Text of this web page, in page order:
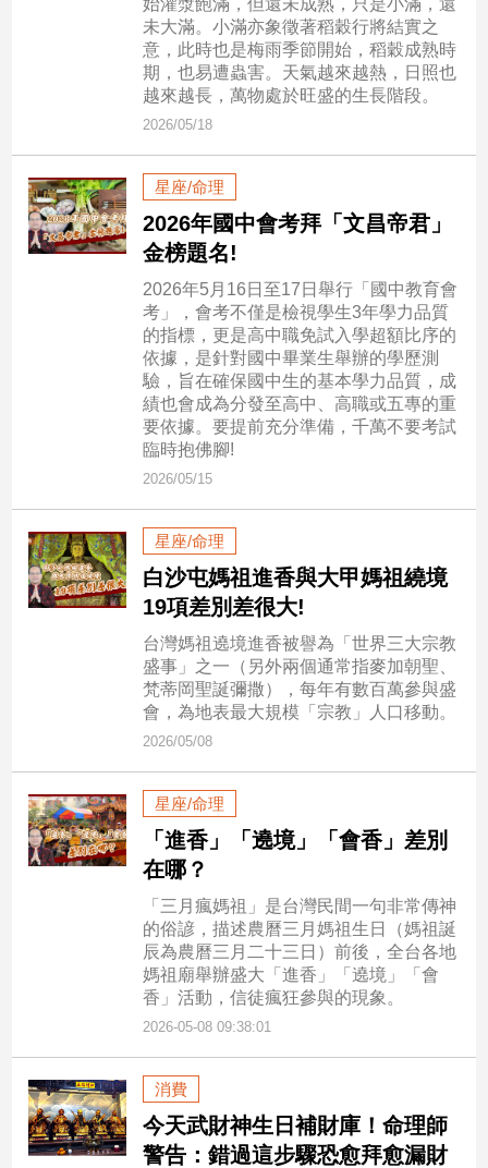
創
／
電
影
Pet
作
媒
體
【我
的
觀
點】
始灌漿飽滿，但還未成熟，只是小滿，還
未大滿。小滿亦象徵著稻穀行將結實之
意，此時也是梅雨季節開始，稻穀成熟時
期，也易遭蟲害。天氣越來越熱，日照也
越來越長，萬物處於旺盛的生長階段。
2026/05/18
星座/命理
2026年國中會考拜「文昌帝君」
金榜題名!
2026年5月16日至17日舉行「國中教育會
考」，會考不僅是檢視學生3年學力品質
的指標，更是高中職免試入學超額比序的
依據，是針對國中畢業生舉辦的學歷測
驗，旨在確保國中生的基本學力品質，成
績也會成為分發至高中、高職或五專的重
要依據。要提前充分準備，千萬不要考試
臨時抱佛腳!
2026/05/15
星座/命理
白沙屯媽祖進香與大甲媽祖繞境
19項差別差很大!
台灣媽祖遶境進香被譽為「世界三大宗教
盛事」之一（另外兩個通常指麥加朝聖、
梵蒂岡聖誕彌撒），每年有數百萬參與盛
會，為地表最大規模「宗教」人口移動。
2026/05/08
星座/命理
「進香」「遶境」「會香」差別
在哪？
「三月瘋媽祖」是台灣民間一句非常傳神
的俗諺，描述農曆三月媽祖生日（媽祖誕
辰為農曆三月二十三日）前後，全台各地
媽祖廟舉辦盛大「進香」「遶境」「會
香」活動，信徒瘋狂參與的現象。
2026-05-08 09:38:01
消費
今天武財神生日補財庫！命理師
警告：錯過這步驟恐愈拜愈漏財